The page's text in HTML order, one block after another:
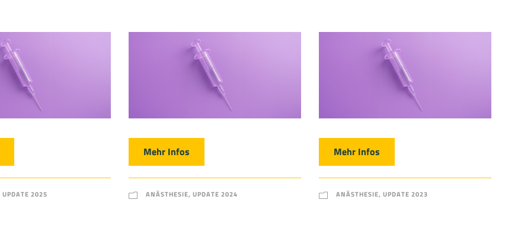
UPDATE 2025
Mehr Infos
ANÄSTHESIE, UPDATE 2024
Mehr Infos
ANÄSTHESIE, UPDATE 2023